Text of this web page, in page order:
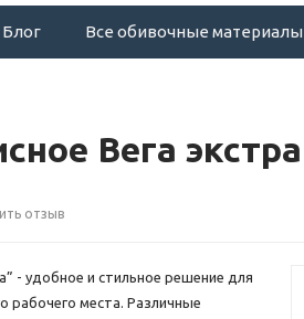
Блог Все обивочные материалы
Вега экстра
отзыв
- удобное и стильное решение для
рабочего места. Различные